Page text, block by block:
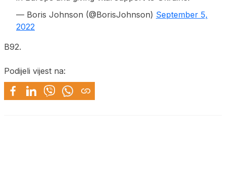
— Boris Johnson (@BorisJohnson) September 5,
2022
B92.
Podijeli vijest na: